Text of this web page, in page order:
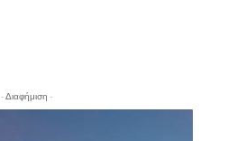
- Διαφήμιση -